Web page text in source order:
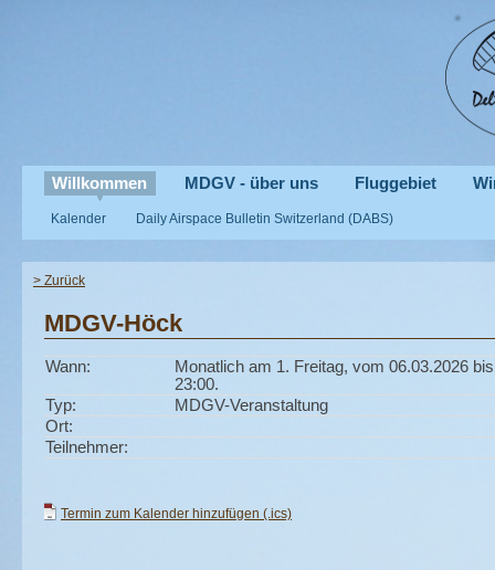
Willkommen MDGV - über uns Fluggebiet
Kalender Daily Airspace Bulletin Switzerland (DABS)
> Zurück
MDGV-Höck
Wann:
Monatlich am 1. Freitag, vom 06.03.2026
23:00.
Typ:
MDGV-Veranstaltung
Ort:
Teilnehmer:
Termin zum Kalender hinzufügen (.ics)